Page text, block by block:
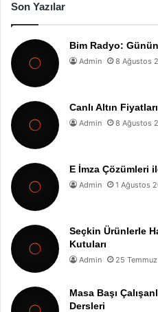
Son Yazılar
Bim Radyo:
Admin 8 Ağustos
Canlı Altın
Admin 8 Ağustos
E İmza Çözümleri
Admin 1 Ağustos
Seçkin Ürünlerle
Kutuları
Admin 25
Masa Başı
Dersleri